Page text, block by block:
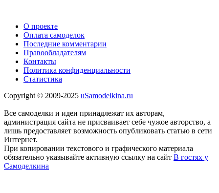
О проекте
Оплата самоделок
Последние комментарии
Правообладателям
Контакты
Политика конфиденциальности
Статистика
Copyright © 2009-2025 uSamodelkina.ru
Все самоделки и идеи принадлежат их авторам,
администрация сайта не присваивает себе чужое авторство, а
лишь предоставляет возможность опубликовать статью в сети
Интернет.
При копировании текстового и графического материала
обязательно указывайте активную ссылку на сайт В гостях у
Самоделкина